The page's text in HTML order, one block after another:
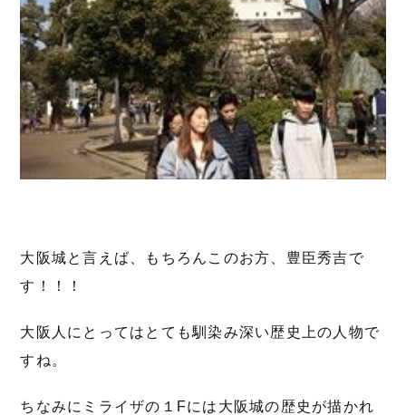
大阪城と言えば、もちろんこのお方、豊臣秀吉で
す！！！
大阪人にとってはとても馴染み深い歴史上の人物で
すね。
ちなみにミライザの１Fには大阪城の歴史が描かれ